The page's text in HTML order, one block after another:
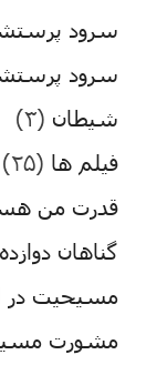
سرود
سرود
شیطان (۳)
فیلم ها (۲۵)
قدرت من
گناهان
مسیحیت در
مشورت